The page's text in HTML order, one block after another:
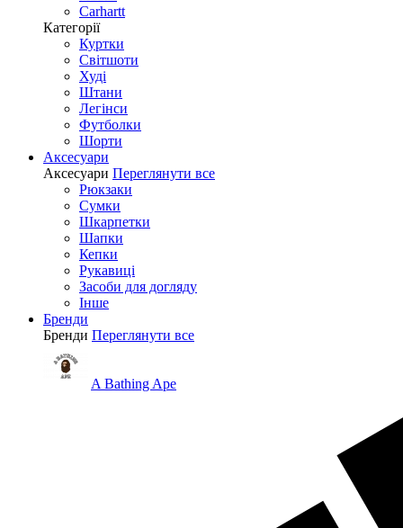
Carhartt
Категорії
Куртки
Світшоти
Худі
Штани
Легінси
Футболки
Шорти
Аксесуари
Аксесуари Переглянути все
Рюкзаки
Сумки
Шкарпетки
Шапки
Кепки
Рукавиці
Засоби для догляду
Інше
Бренди
Бренди Переглянути все
A Bathing Ape